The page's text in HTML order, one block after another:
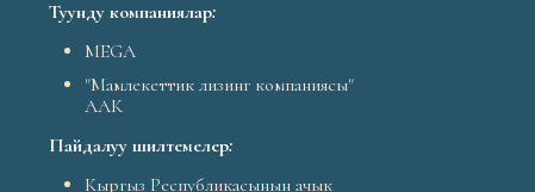
Туунду компаниялар:
MEGA
"Мамлекеттик лизинг компаниясы"
ААК
Пайдалуу шилтемелер:
Кыргыз Республикасынын ачык